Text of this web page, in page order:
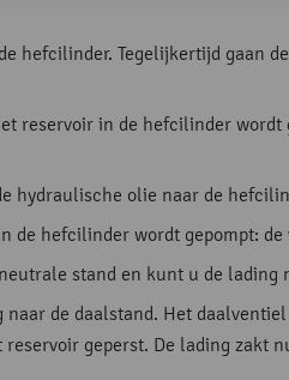
hefcilinder. Tegelijkertijd gaan
reservoir in de hefcilinder wordt
hydraulische olie naar de
hefcilinder wordt gepompt: de
stand en kunt u de lading
de daalstand. Het
geperst. De lading zakt